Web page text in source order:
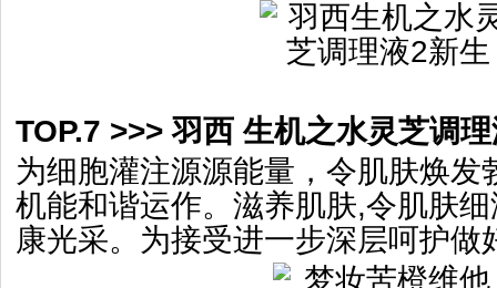
TOP.7 >>> 羽西 生机之水灵芝调
为细胞灌注源源能量，令肌肤焕发
机能和谐运作。滋养肌肤,令肌肤
康光采。为接受进一步深层呵护做